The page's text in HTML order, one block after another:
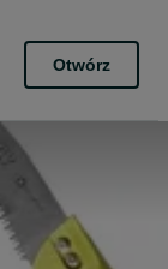
Otwórz